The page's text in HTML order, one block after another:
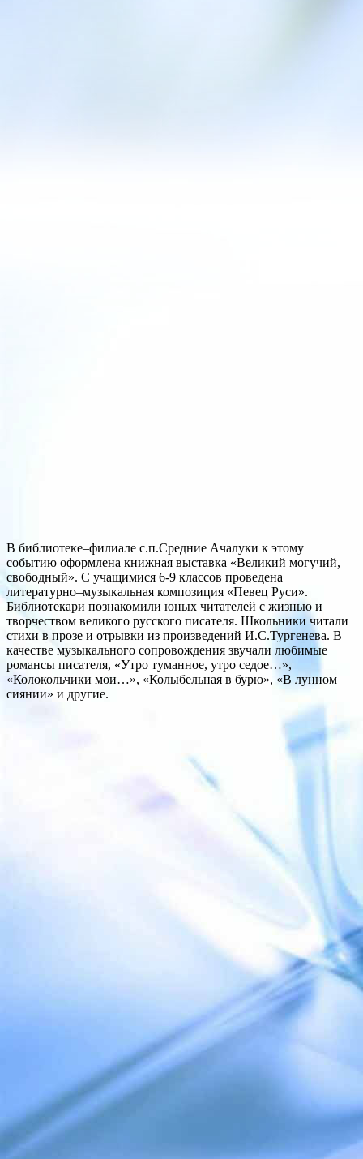
В библиотеке–филиале с.п.Средние Ачалуки к этому
событию оформлена книжная выставка «Великий могучий,
свободный». С учащимися 6-9 классов проведена
литературно–музыкальная композиция «Певец Руси».
Библиотекари познакомили юных читателей с жизнью и
творчеством великого русского писателя. Школьники читали
стихи в прозе и отрывки из произведений И.С.Тургенева. В
качестве музыкального сопровождения звучали любимые
романсы писателя, «Утро туманное, утро седое…»,
«Колокольчики мои…», «Колыбельная в бурю», «В лунном
сиянии» и другие.